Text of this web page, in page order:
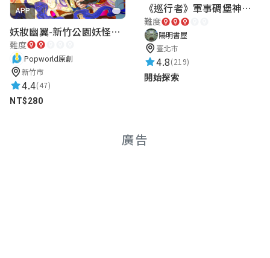
APP
妖妝幽翼-新竹公園妖怪懸疑事件
難度
Popworld原創
新竹市
4.4(47)
NT$280
《巡行者》軍事碉堡神秘探索｜陽明書屋實境遊戲
難度
陽明書屋
臺北市
4.8(219)
開始探索
廣告